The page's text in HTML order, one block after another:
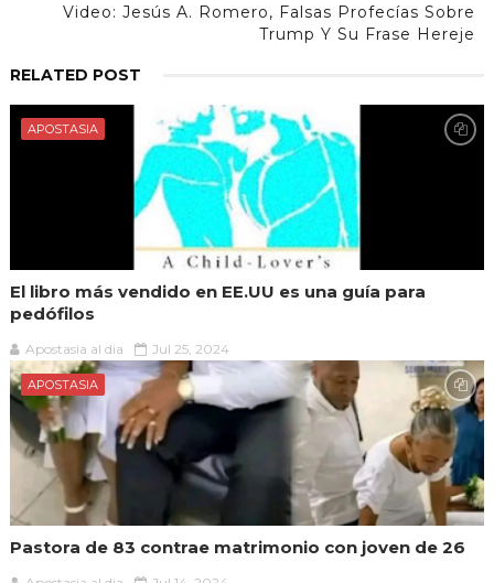
Video: Jesús A. Romero, Falsas Profecías Sobre
Trump Y Su Frase Hereje
RELATED POST
APOSTASIA
El libro más vendido en EE.UU es una guía para
pedófilos
Apostasia al dia Jul 25, 2024
APOSTASIA
Pastora de 83 contrae matrimonio con joven de 26